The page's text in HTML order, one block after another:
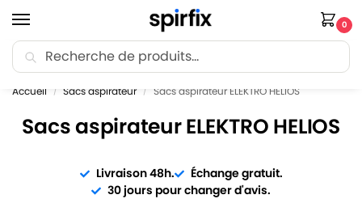
0
🚚 Livraison Point Relais offerte dès 30€ d’achat.
Accueil / Sacs aspirateur / Sacs aspirateur ELEKTRO HELIOS
Sacs aspirateur ELEKTRO HELIOS
Livraison 48h.
Échange gratuit.
30 jours pour changer d'avis.